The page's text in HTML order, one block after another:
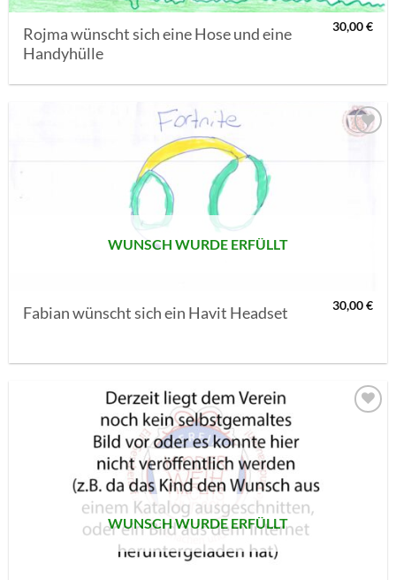
Rojma wünscht sich eine Hose und eine
Handyhülle
30,00€
WUNSCH WURDE ERFÜLLT
Fabian wünscht sich ein Havit Headset 30,00€
WUNSCH WURDE ERFÜLLT